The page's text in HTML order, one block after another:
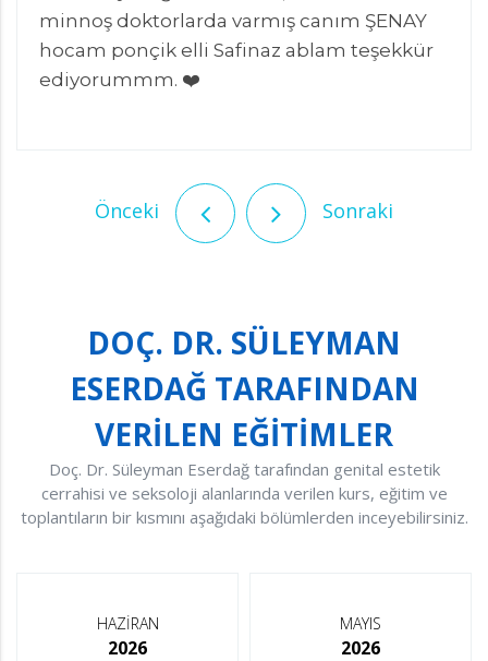
minnoş doktorlarda varmış canım ŞENAY
hocam ponçik elli Safinaz ablam teşekkür
ediyorummm. ❤️
Önceki Sonraki
DOÇ. DR. SÜLEYMAN
ESERDAĞ TARAFINDAN
VERİLEN EĞİTİMLER
Doç. Dr. Süleyman Eserdağ tarafından genital estetik
cerrahisi ve seksoloji alanlarında verilen kurs, eğitim ve
toplantıların bir kısmını aşağıdaki bölümlerden inceyebilirsiniz.
HAZİRAN
2026
MAYIS
2026